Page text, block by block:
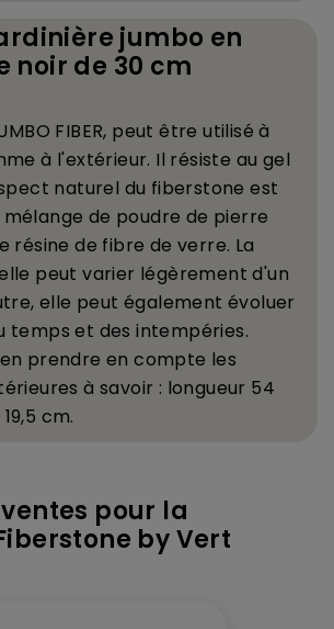
jumbo en
noir de 30 cm
FIBER, peutêtre utilisé à
à l'extérieur. Il résiste au gel
naturel du fiberstone est
mélange de poudre de pierre
résine de fibre de verre. La
peut varier légèrement d'un
elle peutégalementévoluer
temps et des intempéries.
prendre en compte les
érieuresà savoir : longueur 54
cm.
pour la
by Vert